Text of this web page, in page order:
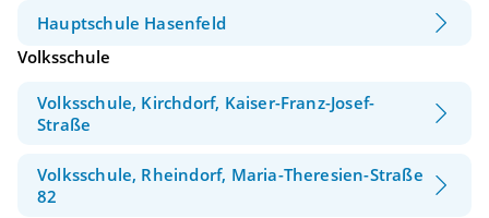
Hauptschule Hasenfeld
Volksschule
Volksschule, Kirchdorf, Kaiser-Franz-Josef-
Straße
Volksschule, Rheindorf, Maria-Theresien-Straße
82